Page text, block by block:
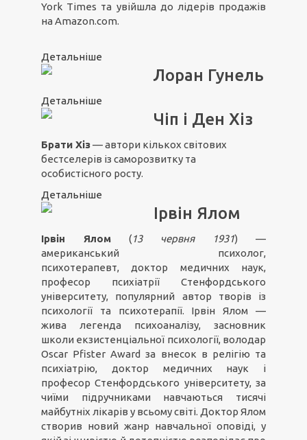
York Times та увійшла до лідерів продажів
на Amazon.com.
Детальніше
Лоран Гунель
Детальніше
Чіп і Ден Хіз
Брати Хіз— автори кількох світових
бестселерів із саморозвитку та
особистісного росту.
Детальніше
Ірвін Ялом
Ірвін Ялом (13 червня 1931) —
американський психолог,
психотерапевт, доктор медичних наук,
професор психіатрії Стенфордського
університету, популярний автор творів із
психології та психотерапії. Ірвін Ялом —
жива легенда психоаналізу, засновник
школи екзистенціальної психології, володар
Oscar Pfister Award за внесок в релігію та
психіатрію, доктор медичних наук і
професор Стенфордського університету, за
чиїми підручниками навчаються тисячі
майбутніх лікарів у всьому світі. Доктор Ялом
створив новий жанр навчальної оповіді, у